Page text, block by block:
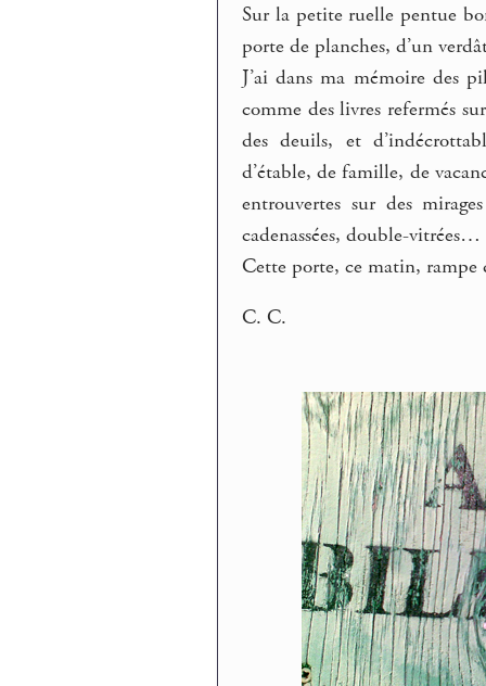
Sur la petite ruelle pentue
porte de planches, d’un
J’ai dans ma mémoire des
comme des livres refermés
des deuils, et
d’étable, de famille, de
entrouvertes sur des
cadenassées, double-vitrées…
Cette porte, ce matin, rampe
C. C.